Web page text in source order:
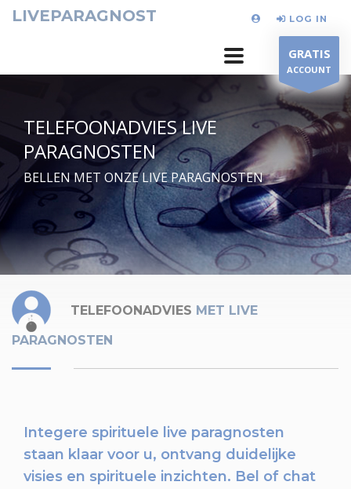
LIVEPARAGNOST LOG IN
GRATIS
ACCOUNT
TELEFOONADVIES LIVE
PARAGNOSTEN
BELLEN MET ONZE LIVE PARAGNOSTEN
TELEFOONADVIES MET LIVE
PARAGNOSTEN
Integere spirituele live paragnosten
staan klaar voor u, ontvang duidelijke
visies en spirituele inzichten. Bel of chat